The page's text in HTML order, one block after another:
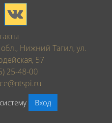
Нижний Тагил, ул.
57
25-48-00
Вход